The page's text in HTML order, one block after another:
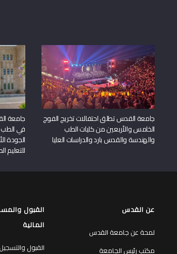
جامعة القدس تطلق احتفالات تخريج الفوج
الخامس والأربعين من كليات الطب
والهندسة والقدس بارد والدراسات العليا
جامعة
في الطب
الجودة
للتعليم
عن القدس
لمحة عن جامعة القدس
مكتب رئيس الجامعة
القبول
المالية
القبول والتسجيل